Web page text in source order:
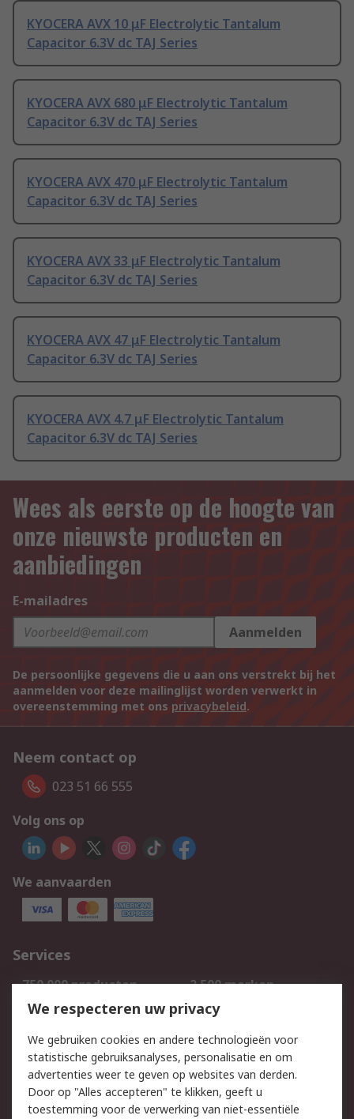
KYOCERA AVX 10 μF Electrolytic Tantalum
Capacitor 6.3V dc TAJ Series
KYOCERA AVX 680 μF Electrolytic Tantalum
Capacitor 6.3V dc TAJ Series
KYOCERA AVX 470 μF Electrolytic Tantalum
Capacitor 6.3V dc TAJ Series
KYOCERA AVX 33 μF Electrolytic Tantalum
Capacitor 6.3V dc TAJ Series
KYOCERA AVX 47 μF Electrolytic Tantalum
Capacitor 6.3V dc TAJ Series
KYOCERA AVX 4.7 μF Electrolytic Tantalum
Capacitor 6.3V dc TAJ Series
Wees als eerste op de hoogte van
onze nieuwste producten en
aanbiedingen
E-mailadres
Aanmelden
De persoonlijke gegevens die u aan ons verstrekt bij het
aanmelden voor deze mailinglijst worden verwerkt in
overeenstemming met ons privacybeleid.
Neem contact op
023 51 66 555
Volg ons op
We aanvaarden
Services
750.000 producten
2.500 merken
Bestellen
Inkoopoplossingen
Track & Trace
Wettelijk
We respecteren uw privacy
We gebruiken cookies en andere technologieën voor
statistische gebruiksanalyses, personalisatie en om
advertenties weer te geven op websites van derden.
Door op "Alles accepteren" te klikken, geeft u
toestemming voor de verwerking van niet-essentiële